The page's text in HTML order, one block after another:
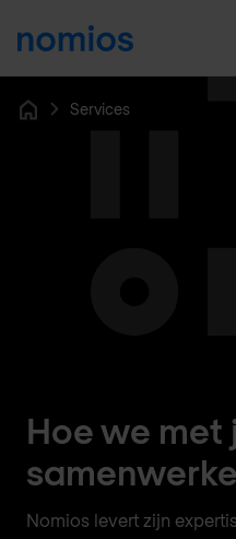
Services
Hoe we met
Nomios levert zijn